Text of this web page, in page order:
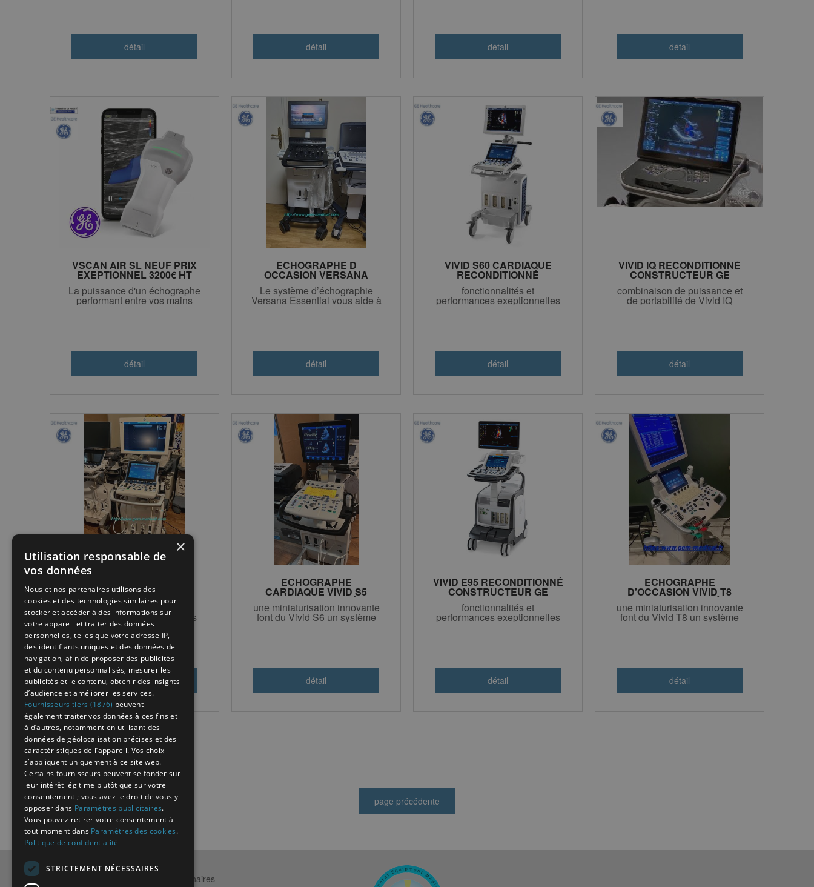
VSCAN AIR SL NEUF PRIX
EXEPTIONNEL 3200€ HT
La puissance d'un échographe
performant entre vos mains
ECHOGRAPHE D
OCCASION VERSANA
ESSENTIAL GE 6500€ HT
Le système d’échographie
Versana Essential vous aide à
VIVID S60 CARDIAQUE
RECONDITIONNÉ
CONSTRUCTEUR A NEUF
VIVID S60 SONDE CARDIO
ET LINÉAIRE GARANTIE 12
fonctionnalités et
performances exeptionnelles
VIVID IQ RECONDITIONNÉ
CONSTRUCTEUR GE
GARANTI 12 MOIS
combinaison de puissance et
de portabilité de Vivid IQ
RECONDITIONNÉ
fonctionnalités et
performances exeptionnelles
ECHOGRAPHE
CARDIAQUE VIVID S5
RECONDITIONNÉ
une miniaturisation innovante
font du Vivid S6 un système
VIVID E95 RECONDITIONNÉ
CONSTRUCTEUR GE
fonctionnalités et
performances exeptionnelles
ECHOGRAPHE
D'OCCASION VIVID T8
RECONDITIONNÉ
une miniaturisation innovante
font du Vivid T8 un système
Partenaires
×
Utilisation responsable de
vos données
Nous et nos partenaires utilisons des
cookies et des technologies similaires pour
stocker et accéder à des informations sur
votre appareil et traiter des données
personnelles, telles que votre adresse IP,
des identifiants uniques et des données de
navigation, afin de proposer des publicités
et du contenu personnalisés, mesurer les
publicités et le contenu, obtenir des insights
d’audience et améliorer les services.
Fournisseurs tiers (1876) peuvent
également traiter vos données à ces fins et
à d’autres, notamment en utilisant des
données de géolocalisation précises et des
caractéristiques de l’appareil. Vos choix
s’appliquent uniquement à ce site web.
Certains fournisseurs peuvent se fonder sur
leur intérêt légitime plutôt que sur votre
consentement ; vous avez le droit de vous y
opposer dans Paramètres publicitaires.
Vous pouvez retirer votre consentement à
tout moment dans Paramètres des cookies.
Politique de confidentialité
STRICTEMENT NÉCESSAIRES